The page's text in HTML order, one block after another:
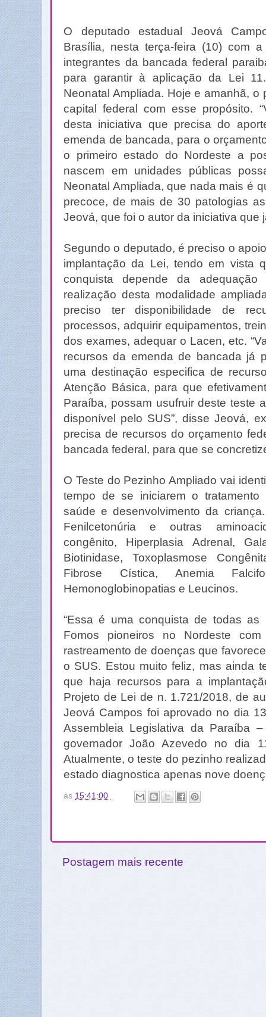
O deputado estadual Jeová
Brasília, nesta terça-feira (10) com
integrantes da bancada federal
para garantir à aplicação da Lei
Neonatal Ampliada. Hoje e amanhã, o
capital federal com esse propósito.
desta iniciativa que precisa do
emenda de bancada, para o
o primeiro estado do Nordeste a
nascem em unidades públicas
Neonatal Ampliada, que nada mais é
precoce, de mais de 30 patologias
Jeová, que foi o autor da iniciativa que
Segundo o deputado, é preciso o
implantação da Lei, tendo em vista
conquista depende da
realização desta modalidade
preciso ter disponibilidade de
processos, adquirir equipamentos,
dos exames, adequar o Lacen, etc.
recursos da emenda de bancada já
uma destinação especifica de
Atenção Básica, para que
Paraíba, possam usufruir deste teste
disponível pelo SUS”, disse Jeová,
precisa de recursos do orçamento
bancada federal, para que se
O Teste do Pezinho Ampliado vai
tempo de se iniciarem o tratamento
saúde e desenvolvimento da
Fenilcetonúria e outras
congênito, Hiperplasia Adrenal,
Biotinidase, Toxoplasmose
Fibrose Cística, Anemia
Hemonoglobinopatias e Leucinos.
“Essa é uma conquista de todas
Fomos pioneiros no Nordeste
rastreamento de doenças que
o SUS. Estou muito feliz, mas ainda
que haja recursos para a
Projeto de Lei de n. 1.721/2018, de
Jeová Campos foi aprovado no dia
Assembleia Legislativa da Paraíba
governador João Azevedo no dia
Atualmente, o teste do pezinho
estado diagnostica apenas nove
às 15:41:00
Postagem mais recente